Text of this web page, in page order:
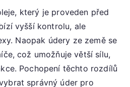
který je proveden před
vyšší kontrolu, ale
Naopak údery ze země se
což umožňuje větší sílu,
Pochopení těchto rozdílů
správný úder pro